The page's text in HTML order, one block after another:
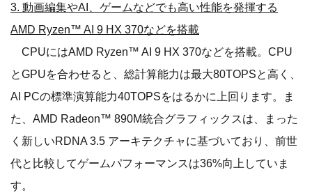
3. 動画編集やAI、ゲームなどでも高い性能を発揮する
AMD Ryzen™ AI 9 HX 370などを搭載
CPUにはAMD Ryzen™ AI 9 HX 370などを搭載。CPU
とGPUを合わせると、総計算能力は最大80TOPSと高く、
AI PCの標準演算能力40TOPSをはるかに上回ります。ま
た、AMD Radeon™ 890M統合グラフィックスは、まった
く新しいRDNA 3.5 アーキテクチャに基づいており、前世
代と比較してゲームパフォーマンスは36%向上していま
す。